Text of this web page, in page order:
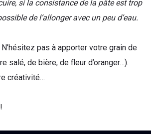
si la consistance de la pâte est trop
de l’allonger avec un peu d’eau.
pas à apporter votre grain de
salé, de bière, de fleur d’oranger…).
créativité…